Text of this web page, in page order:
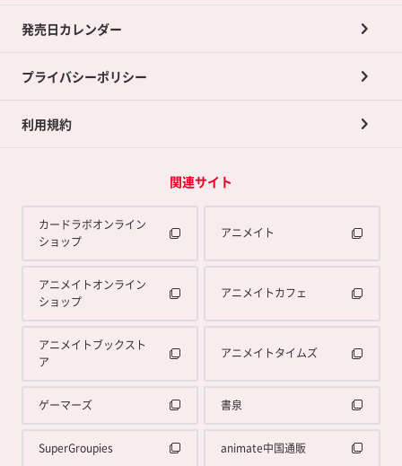
買取承諾書について
ポイント交換景品
発売日カレンダー
プライバシーポリシー
利用規約
関連サイト
カードラボオンライン
ショップ
アニメイト
アニメイトオンライン
ショップ
アニメイトカフェ
アニメイトブックスト
ア
アニメイトタイムズ
ゲーマーズ 書泉
SuperGroupies animate中国通販